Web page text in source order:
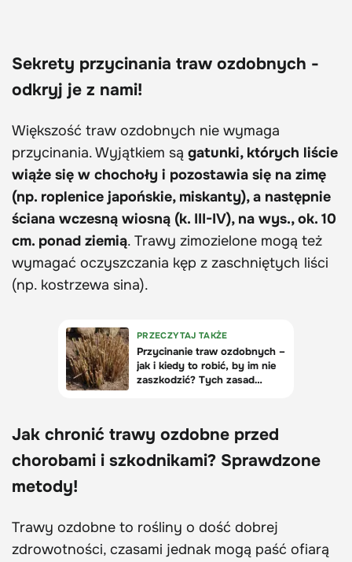
Sekrety przycinania traw ozdobnych -
odkryj je z nami!
Większość traw ozdobnych nie wymaga
przycinania. Wyjątkiem są gatunki, których liście
wiąże się w chochoły i pozostawia się na zimę
(np. roplenice japońskie, miskanty), a następnie
ściana wczesną wiosną (k. III-IV), na wys., ok. 10
cm. ponad ziemią. Trawy zimozielone mogą też
wymagać oczyszczania kęp z zaschniętych liści
(np. kostrzewa sina).
Jak chronić trawy ozdobne przed
chorobami i szkodnikami? Sprawdzone
metody!
Trawy ozdobne to rośliny o dość dobrej
zdrowotności, czasami jednak mogą paść ofiarą